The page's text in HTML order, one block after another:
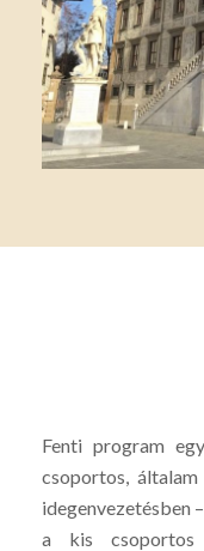
Fenti program
csoportos,
idegenvezetésben
a kis